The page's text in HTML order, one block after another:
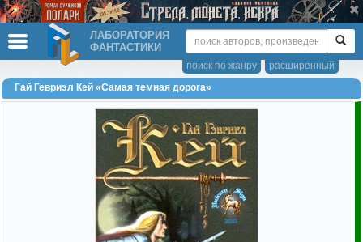
ЛАБОРАТОРИЯ
ФАНТАСТИКИ
расширенный
поиск по жанру
Гай Гевриэл Кей «Самая темная дорога»